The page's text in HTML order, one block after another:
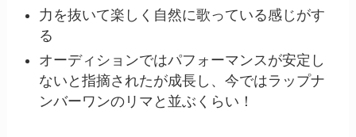
力を抜いて楽しく自然に歌っている感じがす
る
オーディションではパフォーマンスが安定し
ないと指摘されたが成長し、今ではラップナ
ンバーワンのリマと並ぶくらい！